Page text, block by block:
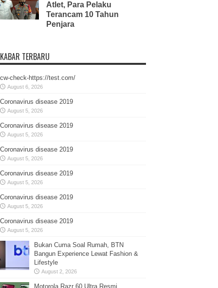
Atlet, Para Pelaku
Terancam 10 Tahun
Penjara
KABAR TERBARU
cw-check-https://test.com/
August 6, 2026
Coronavirus disease 2019
August 5, 2026
Coronavirus disease 2019
August 5, 2026
Coronavirus disease 2019
August 5, 2026
Coronavirus disease 2019
August 5, 2026
Coronavirus disease 2019
August 5, 2026
Coronavirus disease 2019
August 5, 2026
Bukan Cuma Soal Rumah, BTN
Bangun Experience Lewat Fashion &
Lifestyle
August 2, 2026
Motorola Razr 60 Ultra Resmi